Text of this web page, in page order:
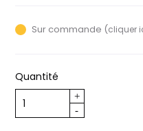
Sur commande (cliquer
Quantité